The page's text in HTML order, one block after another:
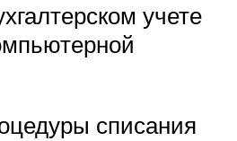
учете
списания